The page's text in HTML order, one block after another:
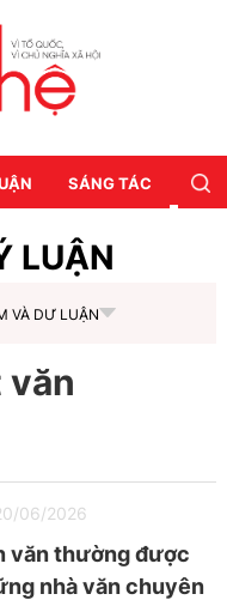
SÁNG TÁC
LUẬN
VÀ DƯ LUẬN
văn
06/2026
văn thường được
nhà văn chuyên